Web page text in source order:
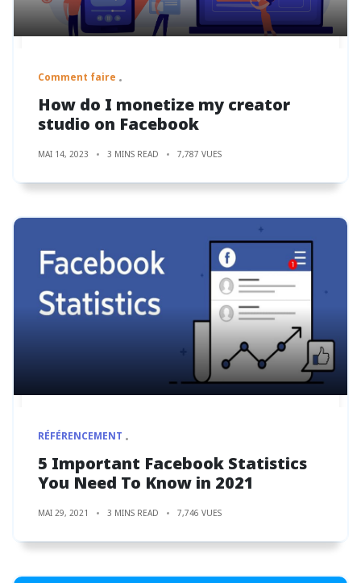
Comment faire
How do I monetize my creator
studio on Facebook
MAI 14, 2023 3 MINS READ 7,787 VUES
RÉFÉRENCEMENT
5 Important Facebook Statistics
You Need To Know in 2021
MAI 29, 2021 3 MINS READ 7,746 VUES